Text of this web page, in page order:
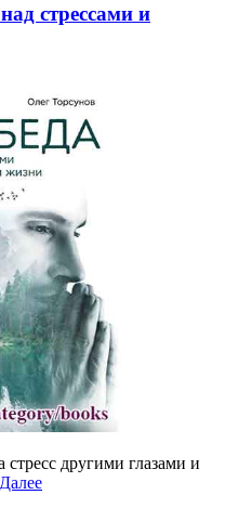
стрессами и
стресс другими глазами и